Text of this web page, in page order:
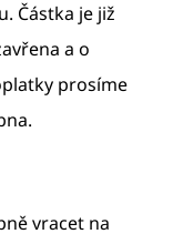
Částka je již
a o
prosíme
vracet na